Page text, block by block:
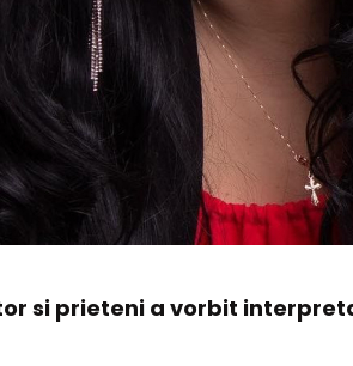
si prieteni a vorbit